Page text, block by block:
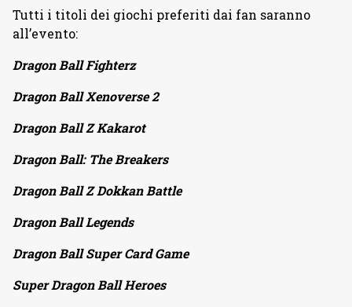
Tutti i titoli dei giochi preferiti dai fan saranno
all’evento:
Dragon Ball Fighterz
Dragon Ball Xenoverse 2
Dragon Ball Z Kakarot
Dragon Ball: The Breakers
Dragon Ball Z Dokkan Battle
Dragon Ball Legends
Dragon Ball Super Card Game
Super Dragon Ball Heroes